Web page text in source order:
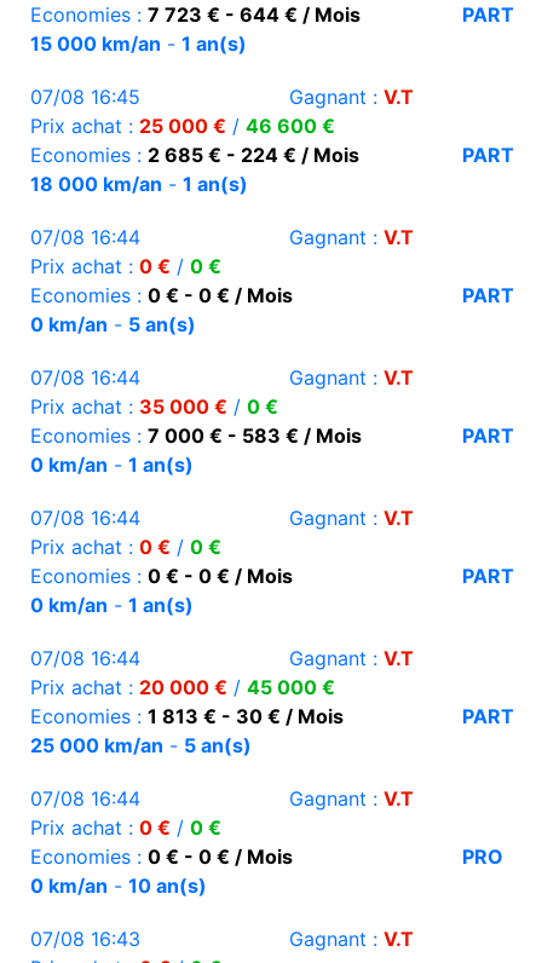
Economies : 7 723 € - 644 € / Mois
PART
15 000 km/an - 1 an(s)
07/08 16:45 Gagnant : V.T
Prix achat : 25 000 € / 46 600 €
Economies : 2 685 € - 224 € / Mois
PART
18 000 km/an - 1 an(s)
07/08 16:44 Gagnant : V.T
Prix achat : 0 € / 0 €
Economies : 0 € - 0 € / Mois
PART
0 km/an - 5 an(s)
07/08 16:44 Gagnant : V.T
Prix achat : 35 000 € / 0 €
Economies : 7 000 € - 583 € / Mois
PART
0 km/an - 1 an(s)
07/08 16:44 Gagnant : V.T
Prix achat : 0 € / 0 €
Economies : 0 € - 0 € / Mois
PART
0 km/an - 1 an(s)
07/08 16:44 Gagnant : V.T
Prix achat : 20 000 € / 45 000 €
Economies : 1 813 € - 30 € / Mois
PART
25 000 km/an - 5 an(s)
07/08 16:44 Gagnant : V.T
Prix achat : 0 € / 0 €
Economies : 0 € - 0 € / Mois
PRO
0 km/an - 10 an(s)
07/08 16:43 Gagnant : V.T